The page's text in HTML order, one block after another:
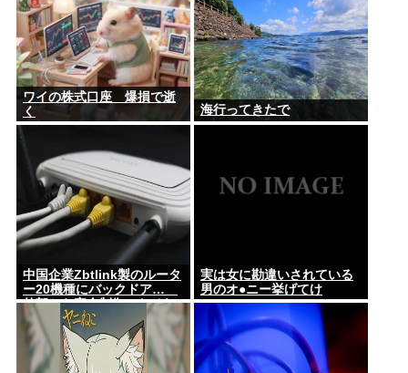
ワイの株式口座 爆損で逝
く
海行ってきたで
中国企業Zbtlink製のルータ
ー20機種にバックドア…
外部から完全制御のおそれ
実は女に勘違いされている
男のオ●ニー挙げてけ